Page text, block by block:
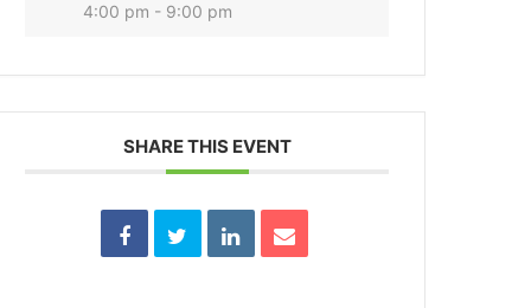
4:00 pm - 9:00 pm
SHARE THIS EVENT